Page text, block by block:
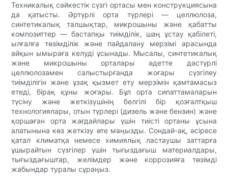
Техникалық сәйкестік сүзгі ортасы мен конструкциясына
да қатысты. Әртүрлі орта түрлері — целлюлоза,
синтетикалық талшықтар, микрошыны және қабатты
композиттер — бастапқы тиімділік, шаң ұстау қабілеті,
ылғалға төзімділік және пайдалану мерзімі арасында
айқын ымыраға келуді ұсынады. Мысалы, синтетикалық
және микрошыны орталары әдетте дәстүрлі
целлюлозамен салыстырғанда жоғары сүзгілеу
тиімділігін және ұзақ қызмет ету мерзімін қамтамасыз
етеді, бірақ құны жоғары. Бұл орта сипаттамаларын
түсіну және жеткізушінің белгілі бір қозғалтқыш
технологиялары, отын түрлері (дизель және бензин) және
қоршаған орта жағдайлары үшін тиісті ортаны ұсына
алатынына көз жеткізу өте маңызды. Сондай-ақ, әсіресе
қатал климатқа немесе химиялық ластаушы заттарға
ұшырайтын сүзгілер үшін тығыздағыш материалдары,
тығыздағыштар, желімдер және коррозияға төзімді
жабындар туралы сұраңыз.